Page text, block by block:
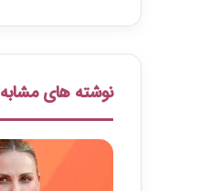
د
ا
ث
ر
ک
ر
نوشته های مشابه